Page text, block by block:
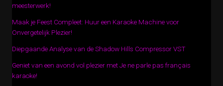
meesterwerk!
Maak je Feest Compleet: Huur een Karaoke Machine voor
Onvergetelijk Plezier!
Diepgaande Analyse van de Shadow Hills Compressor VST
Geniet van een avond vol plezier met Je ne parle pas français
karaoke!